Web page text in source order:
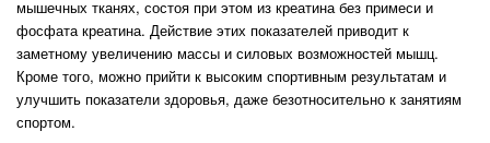
мышечных тканях, состоя при этом из креатина без примеси и
фосфата креатина. Действие этих показателей приводит к
заметному увеличению массы и силовых возможностей мышц.
Кроме того, можно прийти к высоким спортивным результатам и
улучшить показатели здоровья, даже безотносительно к занятиям
спортом.